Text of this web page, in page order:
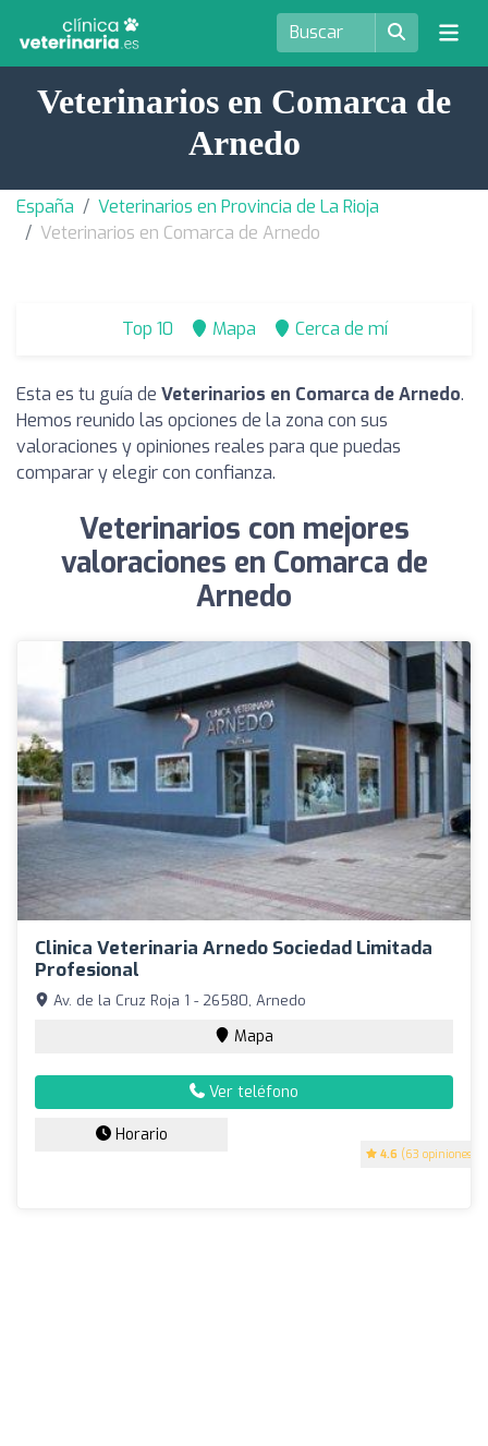
Veterinarios en Comarca de
Arnedo
España
Veterinarios en Provincia de La Rioja
Veterinarios en Comarca de Arnedo
Top 10 Mapa Cerca de mí
Esta es tu guía de Veterinarios en Comarca de Arnedo.
Hemos reunido las opciones de la zona con sus
valoraciones y opiniones reales para que puedas
comparar y elegir con confianza.
Veterinarios con mejores
valoraciones en Comarca de
Arnedo
Clinica Veterinaria Arnedo Sociedad Limitada
Profesional
4.6 (63 opiniones)
Av. de la Cruz Roja 1 - 26580, Arnedo
Mapa
Ver teléfono
Horario